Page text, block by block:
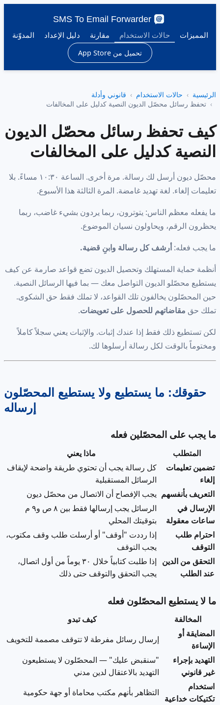
SMS To Email Forwarder
المميزات
حالات الاستخدام مقارنة دليل الإعداد المدوّنة
تحميل من App Store
الرئيسية حالات الاستخدام
قانوني وأدلة
تحفظ رسائل محصّل الديون النصية كدليل على المخالفات
كيف تحفظ رسائل محصّل الديون
النصية كدليل على المخالفات
محصّل ديون أرسل لك رسالة. مرة أخرى. الساعة ١٠:٣٠ مساءً. بلا
تعليمات إلغاء. لغة تهديد غامضة. المرة الثالثة هذا الأسبوع.
ما يفعله معظم الناس: يتوترون، ربما يردون بشيء غاضب، ربما
يحظرون الرقم، ويحاولون نسيان الموضوع.
ما يجب فعله:أرشف كل رسالة وابنِ قضية.
أنظمة حماية المستهلك وتحصيل الديون تضع قواعد صارمة عن كيف
يستطيع محصّلو الديون التواصل معك — بما فيها الرسائل النصية.
حين المحصّلون يخالفون تلك القواعد، لا تملك فقط حق الشكوى.
تملك حق مقاضاتهم للحصول على تعويضات.
لكن تستطيع ذلك فقط إذا عندك إثبات. والإثبات يعني سجلاً كاملاً
ومختوماً بالوقت لكل رسالة أرسلوها لك.
حقوقك: ما يستطيع ولا يستطيع المحصّلون
إرساله
ما يجب على المحصّلين فعله
المتطلب
ماذا يعني
تضمين تعليمات
إلغاء
كل رسالة يجب أن تحتوي طريقة واضحة لإيقاف
الرسائل المستقبلية
التعريف بأنفسهم يجب الإفصاح أن الاتصال من محصّل ديون
الإرسال في
ساعات معقولة
الرسائل يجب إرسالها فقط بين ٨ ص و٩ م
بتوقيتك المحلي
احترام طلب
التوقف
إذا رددت "أوقف" أو أرسلت طلب وقف مكتوب،
يجب التوقف
التحقق من الدين
عند الطلب
إذا طلبت كتابياً خلال ٣٠ يوماً من أول اتصال،
يجب التحقق والتوقف حتى ذلك
ما لا يستطيع المحصّلون فعله
المخالفة
كيف تبدو
المضايقة أو
الإساءة
إرسال رسائل مفرطة لا تتوقف مصممة للتخويف
التهديد بإجراء
غير قانوني
"سنقبض عليك" — المحصّلون لا يستطيعون
التهديد بالاعتقال لدين مدني
استخدام
تكتيكات خداعية
التظاهر بأنهم مكتب محاماة أو جهة حكومية